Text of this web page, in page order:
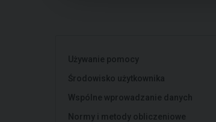
Używanie pomocy
Środowisko użytkownika
Wspólne wprowadzanie danych
Normy i metody obliczeniowe